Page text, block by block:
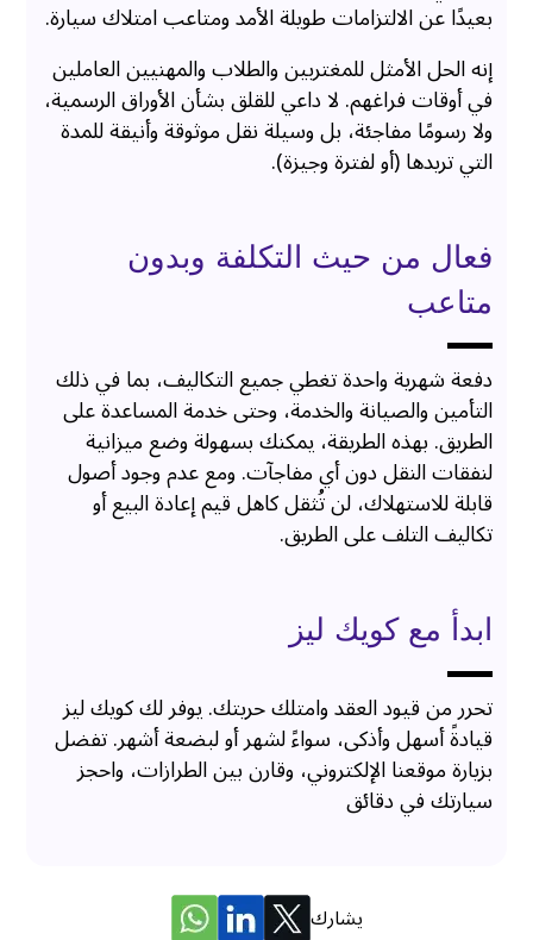
بعيدًا عن الالتزامات طويلة الأمد ومتاعب امتلاك سيارة.
إنه الحل الأمثل للمغتربين والطلاب والمهنيين العاملين
في أوقات فراغهم. لا داعي للقلق بشأن الأوراق الرسمية،
ولا رسومًا مفاجئة، بل وسيلة نقل موثوقة وأنيقة للمدة
التي تريدها (أو لفترة وجيزة).
فعال من حيث التكلفة وبدون
متاعب
دفعة شهرية واحدة تغطي جميع التكاليف، بما في ذلك
التأمين والصيانة والخدمة، وحتى خدمة المساعدة على
الطريق. بهذه الطريقة، يمكنك بسهولة وضع ميزانية
لنفقات النقل دون أي مفاجآت. ومع عدم وجود أصول
قابلة للاستهلاك، لن تُثقل كاهل قيم إعادة البيع أو
تكاليف التلف على الطريق.
ابدأ مع كويك ليز
تحرر من قيود العقد وامتلك حريتك. يوفر لك كويك ليز
قيادةً أسهل وأذكى، سواءً لشهر أو لبضعة أشهر. تفضل
بزيارة موقعنا الإلكتروني، وقارن بين الطرازات، واحجز
سيارتك في دقائق
يشارك